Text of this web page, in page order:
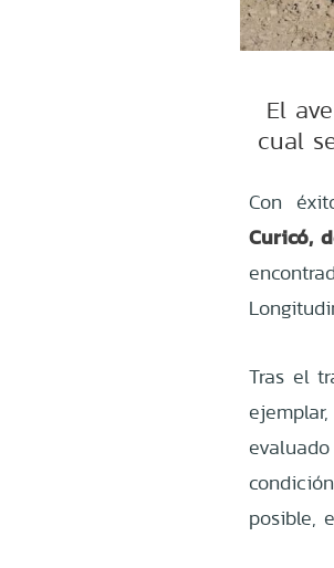
El
cual
Con
Curicó,
Tras el
posible,